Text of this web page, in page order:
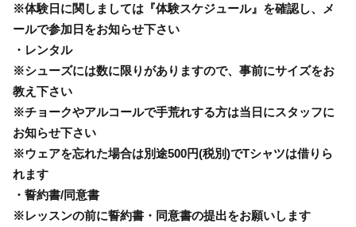
※体験日に関しましては『体験スケジュール』を確認し、メ
ールで参加日をお知らせ下さい
・レンタル
※シューズには数に限りがありますので、事前にサイズをお
教え下さい
※チョークやアルコールで手荒れする方は当日にスタッフに
お知らせ下さい
※ウェアを忘れた場合は別途500円(税別)でTシャツは借りら
れます
・誓約書/同意書
※レッスンの前に誓約書・同意書の提出をお願いします